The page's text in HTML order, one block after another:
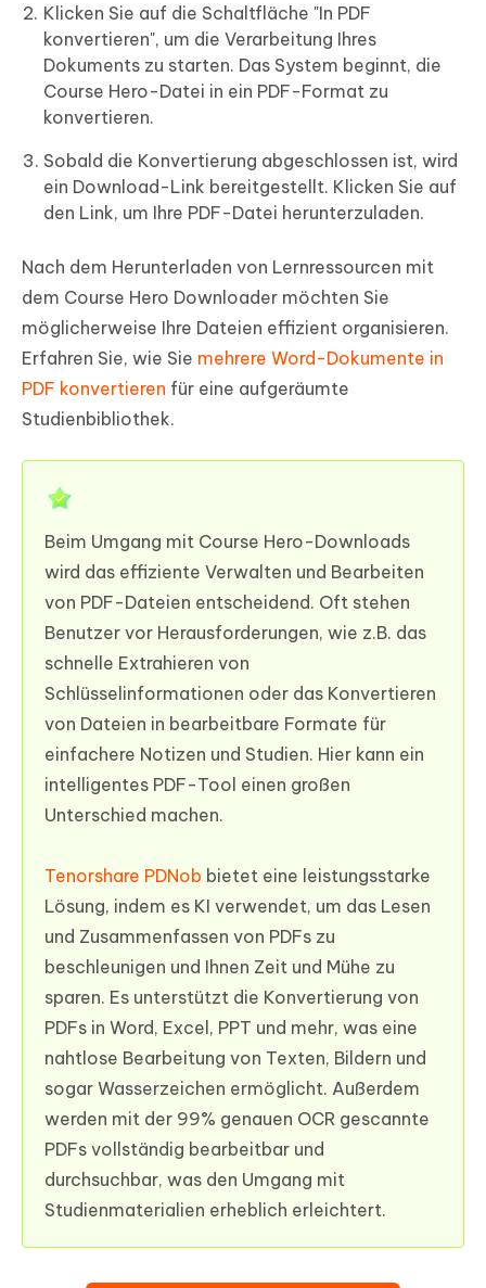
Klicken Sie auf die Schaltfläche "In PDF
konvertieren", um die Verarbeitung Ihres
Dokuments zu starten. Das System beginnt, die
Course Hero-Datei in ein PDF-Format zu
konvertieren.
Sobald die Konvertierung abgeschlossen ist, wird
ein Download-Link bereitgestellt. Klicken Sie auf
den Link, um Ihre PDF-Datei herunterzuladen.
Nach dem Herunterladen von Lernressourcen mit
dem Course Hero Downloader möchten Sie
möglicherweise Ihre Dateien effizient organisieren.
Erfahren Sie, wie Sie mehrere Word-Dokumente in
PDF konvertieren für eine aufgeräumte
Studienbibliothek.
Beim Umgang mit Course Hero-Downloads
wird das effiziente Verwalten und Bearbeiten
von PDF-Dateien entscheidend. Oft stehen
Benutzer vor Herausforderungen, wie z.B. das
schnelle Extrahieren von
Schlüsselinformationen oder das Konvertieren
von Dateien in bearbeitbare Formate für
einfachere Notizen und Studien. Hier kann ein
intelligentes PDF-Tool einen großen
Unterschied machen.
Tenorshare PDNob bietet eine leistungsstarke
Lösung, indem es KI verwendet, um das Lesen
und Zusammenfassen von PDFs zu
beschleunigen und Ihnen Zeit und Mühe zu
sparen. Es unterstützt die Konvertierung von
PDFs in Word, Excel, PPT und mehr, was eine
nahtlose Bearbeitung von Texten, Bildern und
sogar Wasserzeichen ermöglicht. Außerdem
werden mit der 99% genauen OCR gescannte
PDFs vollständig bearbeitbar und
durchsuchbar, was den Umgang mit
Studienmaterialien erheblich erleichtert.